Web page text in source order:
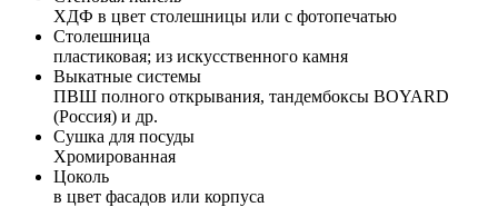
ХДФ в цвет столешницы или с фотопечатью
Столешница
пластиковая; из искусственного камня
Выкатные системы
ПВШ полного открывания, тандембоксы BOYARD
(Россия) и др.
Сушка для посуды
Хромированная
Цоколь
в цвет фасадов или корпуса